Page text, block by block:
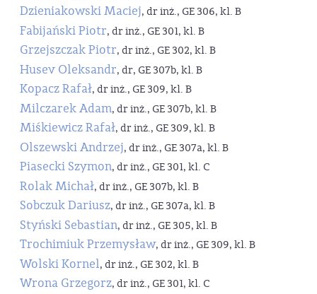
Dzieniakowski Maciej, dr inż., GE 306, kl. B
Fabijański Piotr, dr inż., GE 301, kl. B
Grzejszczak Piotr, dr inż., GE 302, kl. B
Husev Oleksandr, dr, GE 307b, kl. B
Kopacz Rafał, dr inż., GE 309, kl. B
Milczarek Adam, dr inż., GE 307b, kl. B
Miśkiewicz Rafał, dr inż., GE 309, kl. B
Olszewski Andrzej, dr inż., GE 307a, kl. B
Piasecki Szymon, dr inż., GE 301, kl. C
Rolak Michał, dr inż., GE 307b, kl. B
Sobczuk Dariusz, dr inż., GE 307a, kl. B
Styński Sebastian, dr inż., GE 305, kl. B
Trochimiuk Przemysław, dr inż., GE 309, kl. B
Wolski Kornel, dr inż., GE 302, kl. B
Wrona Grzegorz, dr inż., GE 301, kl. C